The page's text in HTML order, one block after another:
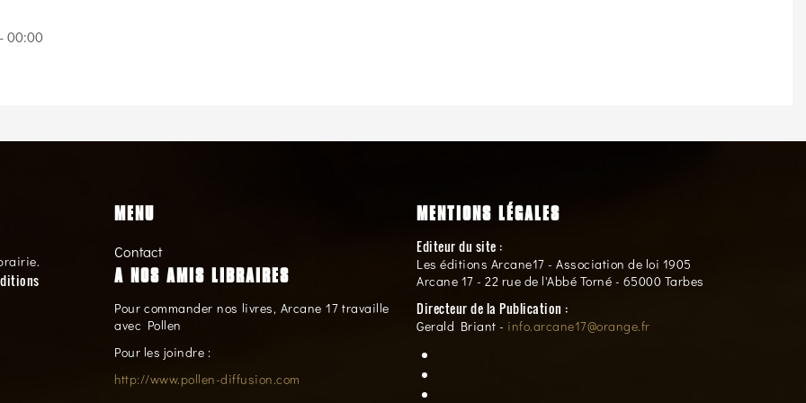
00:00
MENU
Contact
A NOS AMIS LIBRAIRES
Pour commander nos livres, Arcane 17 travaille
avec Pollen
Pour les joindre :
http://www.pollen-diffusion.com
MENTIONS LÉGALES
Editeur du site :
Les éditions Arcane17 - Association de loi 1905
Arcane 17 - 22 rue de l'Abbé Torné - 65000 Tarbes
Directeur de la Publication :
Gerald Briant - info.arcane17@orange.fr